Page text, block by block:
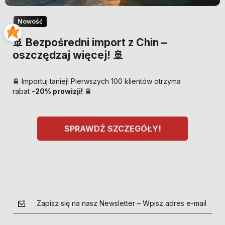
Nowość
🚢 Bezpośredni import z Chin –
oszczędzaj więcej! 🚢
🚆 Importuj taniej! Pierwszych 100 klientów otrzyma
rabat -20% prowizji! 🚆
SPRAWDŹ SZCZEGÓŁY!
Zapisz się na nasz Newsletter – Wpisz adres e-mail